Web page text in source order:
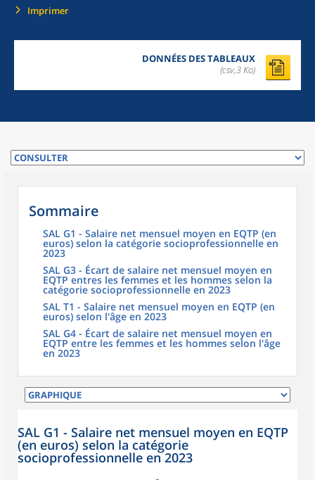
Imprimer
DONNÉES DES TABLEAUX
(csv,3 Ko)
Sommaire
SAL G1 - Salaire net mensuel moyen en EQTP (en
euros) selon la catégorie socioprofessionnelle en
2023
SAL G3 - Écart de salaire net mensuel moyen en
EQTP entres les femmes et les hommes selon la
catégorie socioprofessionnelle en 2023
SAL T1 - Salaire net mensuel moyen en EQTP (en
euros) selon l'âge en 2023
SAL G4 - Écart de salaire net mensuel moyen en
EQTP entre les femmes et les hommes selon l'âge
en 2023
SAL G1 - Salaire net mensuel moyen en EQTP
(en euros) selon la catégorie
socioprofessionnelle en 2023